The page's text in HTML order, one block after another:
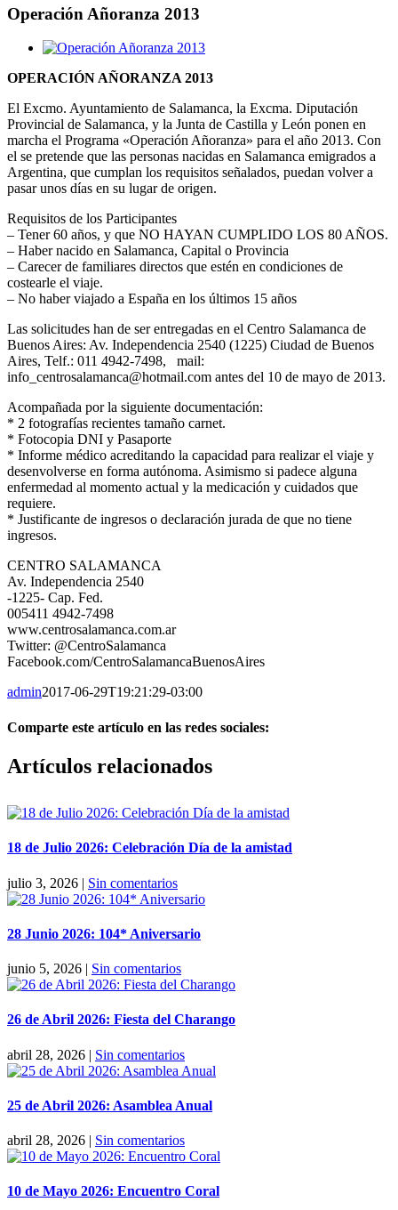
Operación Añoranza 2013
Ver
más
OPERACIÓN AÑORANZA 2013
El Excmo. Ayuntamiento de Salamanca, la Excma. Diputación
Provincial de Salamanca, y la Junta de Castilla y León ponen en
marcha el Programa «Operación Añoranza» para el año 2013. Con
el se pretende que las personas nacidas en Salamanca emigrados a
Argentina, que cumplan los requisitos señalados, puedan volver a
pasar unos días en su lugar de origen.
Requisitos de los Participantes
– Tener 60 años, y que NO HAYAN CUMPLIDO LOS 80 AÑOS.
– Haber nacido en Salamanca, Capital o Provincia
– Carecer de familiares directos que estén en condiciones de
costearle el viaje.
– No haber viajado a España en los últimos 15 años
Las solicitudes han de ser entregadas en el Centro Salamanca de
Buenos Aires: Av. Independencia 2540 (1225) Ciudad de Buenos
Aires, Telf.: 011 4942-7498, mail:
info_centrosalamanca@hotmail.com antes del 10 de mayo de 2013.
Acompañada por la siguiente documentación:
* 2 fotografías recientes tamaño carnet.
* Fotocopia DNI y Pasaporte
* Informe médico acreditando la capacidad para realizar el viaje y
desenvolverse en forma autónoma. Asimismo si padece alguna
enfermedad al momento actual y la medicación y cuidados que
requiere.
* Justificante de ingresos o declaración jurada de que no tiene
ingresos.
CENTRO SALAMANCA
Av. Independencia 2540
-1225- Cap. Fed.
005411 4942-7498
www.centrosalamanca.com.ar
Twitter: @CentroSalamanca
Facebook.com/CentroSalamancaBuenosAires
admin2017-06-29T19:21:29-03:00
Comparte este artículo en las redes sociales:
Facebook
X
Reddit
LinkedIn
Pinterest
Vk
Artículos relacionados
18 de Julio 2026: Celebración Día de la amistad
julio 3, 2026 | Sin comentarios
28 Junio 2026: 104* Aniversario
junio 5, 2026 | Sin comentarios
26 de Abril 2026: Fiesta del Charango
abril 28, 2026 | Sin comentarios
25 de Abril 2026: Asamblea Anual
abril 28, 2026 | Sin comentarios
10 de Mayo 2026: Encuentro Coral